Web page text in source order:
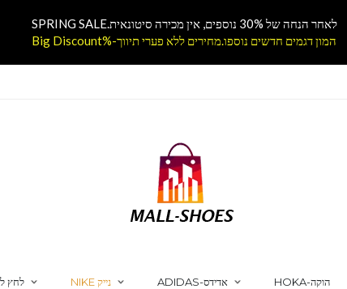
לחץ NIKE נייק ADIDAS-אדידס HOKA-הוקה
לאחר הנחה של 30% נוספים, אין מכירה סיטונאית.SPRING SALE
המון דגמים חדשים נוספו.מחירים ללא פערי תיווך-%Big Discount